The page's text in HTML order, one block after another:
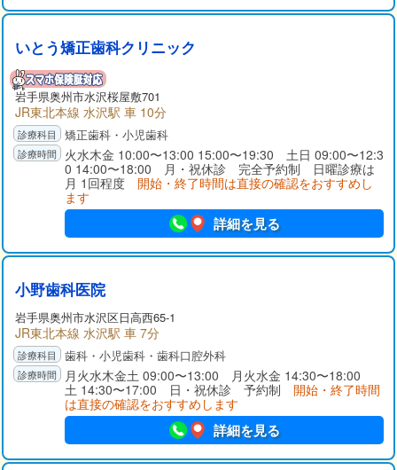
いとう矯正歯科クリニック
岩手県奥州市水沢桜屋敷701
JR東北本線 水沢駅 車 10分
矯正歯科・小児歯科
火水木金 10:00〜13:00 15:00〜19:30 土日 09:00〜12:3
0 14:00〜18:00 月・祝休診 完全予約制 日曜診療は
月 1回程度 開始・終了時間は直接の確認をおすすめし
ます
詳細を見る
小野歯科医院
岩手県奥州市水沢区日高西65-1
JR東北本線 水沢駅 車 7分
歯科・小児歯科・歯科口腔外科
月火水木金土 09:00〜13:00 月火水金 14:30〜18:00
土 14:30〜17:00 日・祝休診 予約制 開始・終了時間
は直接の確認をおすすめします
詳細を見る